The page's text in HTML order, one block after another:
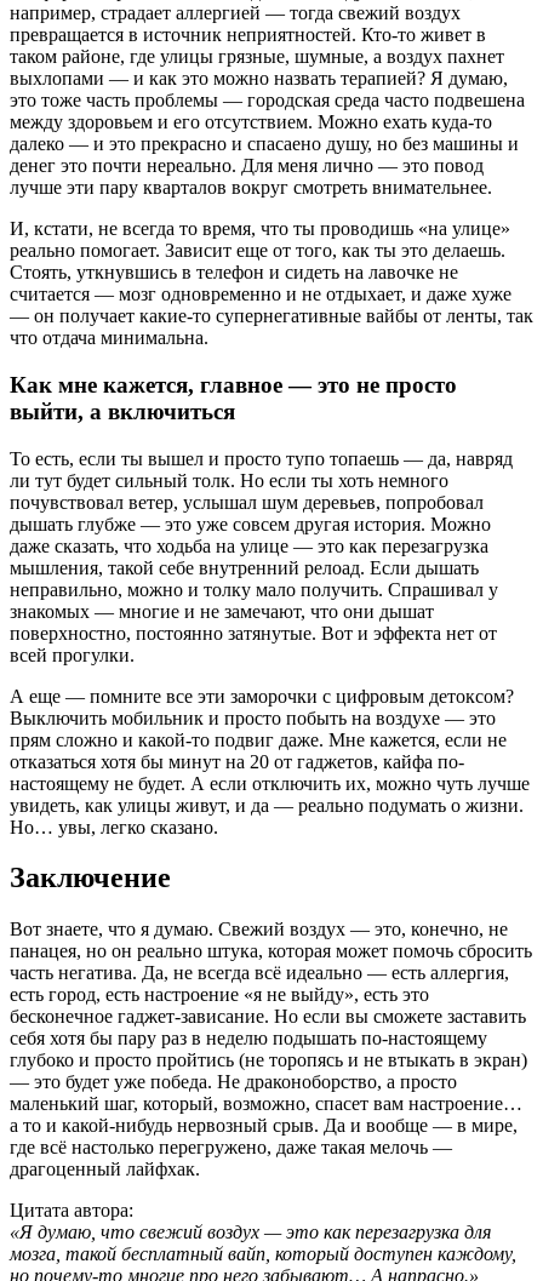
например, страдает аллергией — тогда свежий воздух
превращается в источник неприятностей. Кто-то живет в
таком районе, где улицы грязные, шумные, а воздух пахнет
выхлопами — и как это можно назвать терапией? Я думаю,
это тоже часть проблемы — городская среда часто подвешена
между здоровьем и его отсутствием. Можно ехать куда-то
далеко — и это прекрасно и спасаено душу, но без машины и
денег это почти нереально. Для меня лично — это повод
лучше эти пару кварталов вокруг смотреть внимательнее.
И, кстати, не всегда то время, что ты проводишь «на улице»
реально помогает. Зависит еще от того, как ты это делаешь.
Стоять, уткнувшись в телефон и сидеть на лавочке не
считается — мозг одновременно и не отдыхает, и даже хуже
— он получает какие-то супернегативные вайбы от ленты, так
что отдача минимальна.
Как мне кажется, главное — это не просто
выйти, а включиться
То есть, если ты вышел и просто тупо топаешь — да, навряд
ли тут будет сильный толк. Но если ты хоть немного
почувствовал ветер, услышал шум деревьев, попробовал
дышать глубже — это уже совсем другая история. Можно
даже сказать, что ходьба на улице — это как перезагрузка
мышления, такой себе внутренний релоад. Если дышать
неправильно, можно и толку мало получить. Спрашивал у
знакомых — многие и не замечают, что они дышат
поверхностно, постоянно затянутые. Вот и эффекта нет от
всей прогулки.
А еще — помните все эти заморочки с цифровым детоксом?
Выключить мобильник и просто побыть на воздухе — это
прям сложно и какой-то подвиг даже. Мне кажется, если не
отказаться хотя бы минут на 20 от гаджетов, кайфа по-
настоящему не будет. А если отключить их, можно чуть лучше
увидеть, как улицы живут, и да — реально подумать о жизни.
Но… увы, легко сказано.
Заключение
Вот знаете, что я думаю. Свежий воздух — это, конечно, не
панацея, но он реально штука, которая может помочь сбросить
часть негатива. Да, не всегда всё идеально — есть аллергия,
есть город, есть настроение «я не выйду», есть это
бесконечное гаджет-зависание. Но если вы сможете заставить
себя хотя бы пару раз в неделю подышать по-настоящему
глубоко и просто пройтись (не торопясь и не втыкать в экран)
— это будет уже победа. Не драконоборство, а просто
маленький шаг, который, возможно, спасет вам настроение…
а то и какой-нибудь нервозный срыв. Да и вообще — в мире,
где всё настолько перегружено, даже такая мелочь —
драгоценный лайфхак.
Цитата автора:
«Я думаю, что свежий воздух — это как перезагрузка для
мозга, такой бесплатный вайп, который доступен каждому,
но почему-то многие про него забывают… А напрасно.»